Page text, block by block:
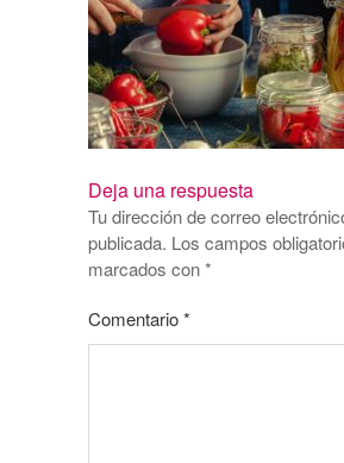
Deja una respuesta
Tu dirección de correo
publicada. Los campos
marcados con*
Comentario*